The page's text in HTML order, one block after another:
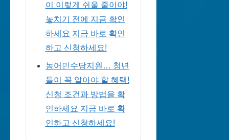
이 이렇게 쉬울 줄이야!
놓치기 전에 지금 확인
하세요 지금 바로 확인
하고 신청하세요!
농어민수당지원… 청년
들이 꼭 알아야 할 혜택!
신청 조건과 방법을 확
인하세요 지금 바로 확
인하고 신청하세요!